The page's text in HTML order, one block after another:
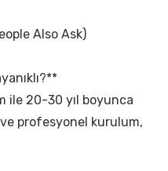
Also Ask)
ile 20-30 yıl boyunca
profesyonel kurulum,